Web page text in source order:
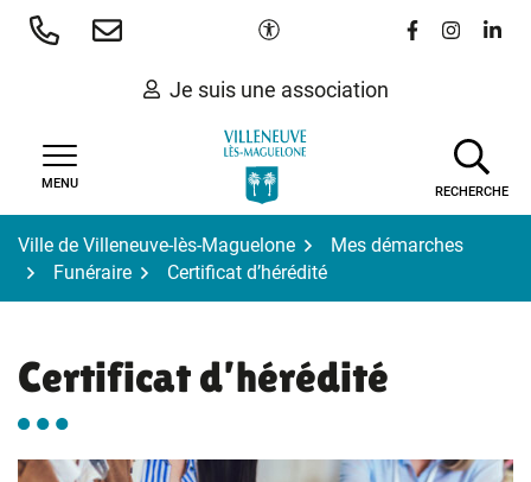
Aller
Paramètres d'accessibilité
Lien vers le
Lien vers
Lien
Je suis une association
MENU
RECHERCHE
Ville de Villeneuve-lès-Maguelone
Mes démarches
Funéraire
Certificat d’hérédité
Certificat d’hérédité